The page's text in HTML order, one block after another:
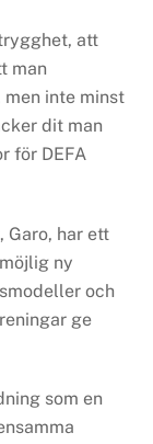
att
man
inte minst
dit man
för DEFA
Garo, har ett
ny
och
ge
som en